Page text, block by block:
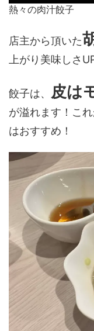
熱々の肉汁餃子
店主から頂いた
上がり美味しさ
餃子は、 皮は
が溢れます！こ
はおすすめ！